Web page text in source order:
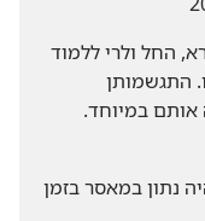
החל ולרי ללמוד
התגשמותן
במיוחד.‏
נתון במאסר בזמן